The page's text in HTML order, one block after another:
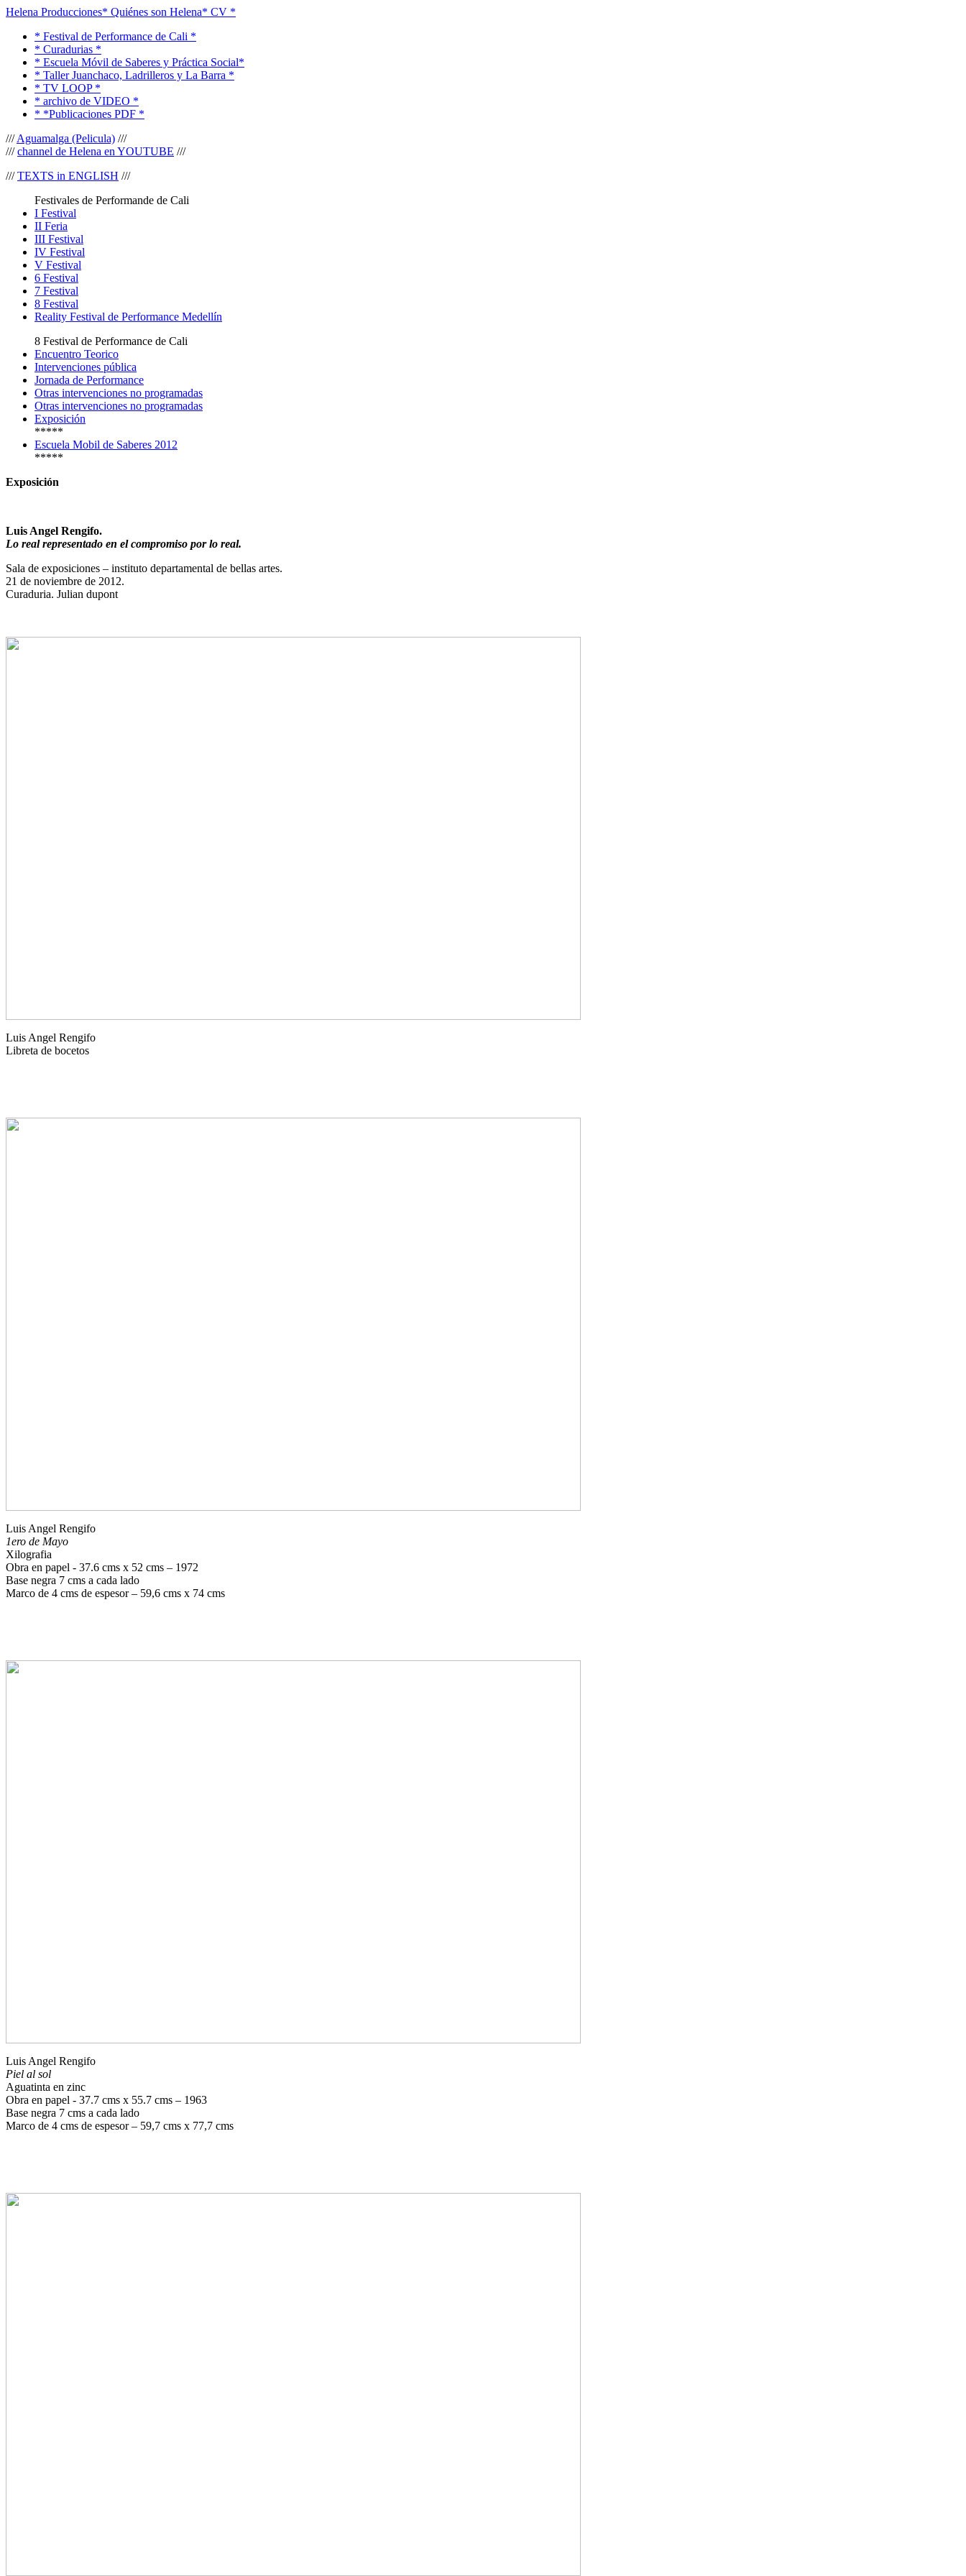
Helena Producciones* Quiénes son Helena* CV *
* Festival de Performance de Cali *
* Curadurias *
* Escuela Móvil de Saberes y Práctica Social*
* Taller Juanchaco, Ladrilleros y La Barra *
* TV LOOP *
* archivo de VIDEO *
* *Publicaciones PDF *
///Aguamalga (Pelicula) ///
///channel de Helena en YOUTUBE ///
///TEXTS in ENGLISH ///
Festivales de Performande de Cali
I Festival
II Feria
III Festival
IV Festival
V Festival
6 Festival
7 Festival
8 Festival
Reality Festival de Performance Medellín
8 Festival de Performance de Cali
Encuentro Teorico
Intervenciones pública
Jornada de Performance
Otras intervenciones no programadas
Otras intervenciones no programadas
Exposición
*****
Escuela Mobil de Saberes 2012
*****
Exposición
Luis Angel Rengifo.
Lo real representado en el compromiso por lo real.
Sala de exposiciones – instituto departamental de bellas artes.
21 de noviembre de 2012.
Curaduria. Julian dupont
Luis Angel Rengifo
Libreta de bocetos
Luis Angel Rengifo
1ero de Mayo
Xilografia
Obra en papel - 37.6 cms x 52 cms – 1972
Base negra 7 cms a cada lado
Marco de 4 cms de espesor – 59,6 cms x 74 cms
Luis Angel Rengifo
Piel al sol
Aguatinta en zinc
Obra en papel - 37.7 cms x 55.7 cms – 1963
Base negra 7 cms a cada lado
Marco de 4 cms de espesor – 59,7 cms x 77,7 cms